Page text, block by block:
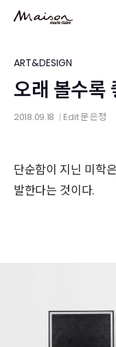
content
ART&DESIGN
오래 볼수록
2018.09.18 Edit문 은정
단순함이 지닌 미학
발한다는 것이다.